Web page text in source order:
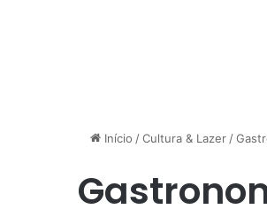
Início /Cultura & Lazer /